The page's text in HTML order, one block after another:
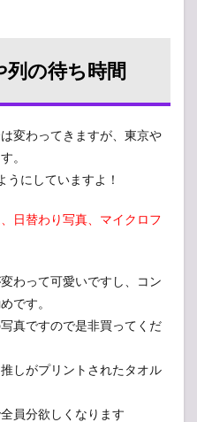
の待ち時間
変わってきますが、東京や
。
にしていますよ！
日替わり写真、マイクロフ
わって可愛いですし、コン
です。
真ですので是非買ってくだ
しがプリントされたタオル
員分欲しくなります